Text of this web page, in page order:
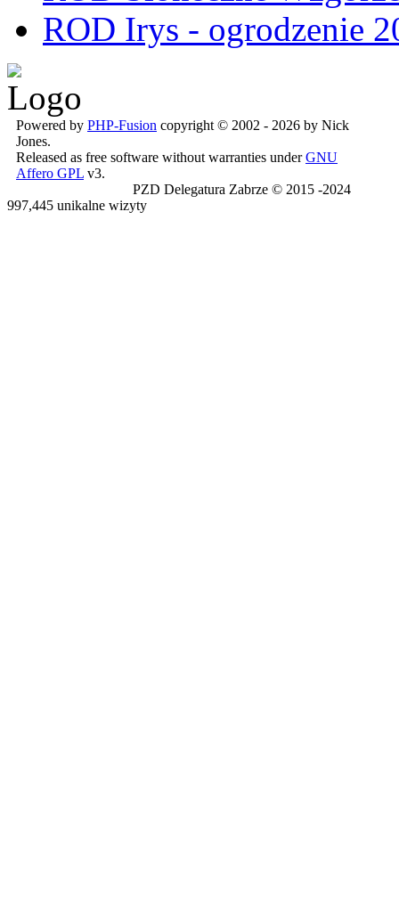
ROD Irys - ogrodzenie
Powered by PHP-Fusion copyright © 2002 - 2026 by Nick
Jones.
Released as free software without warranties underGNU
Affero GPL v3.
PZD Delegatura Zabrze © 2015 -2024
997,445 unikalne wizyty